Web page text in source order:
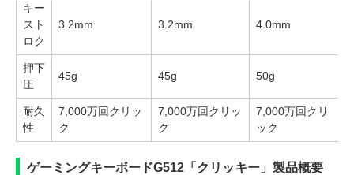
キー
スト
ロク
3.2mm 3.2mm 4.0mm
押下
圧
45g 45g 50g
耐久
性
7,000万回クリッ
ク
7,000万回クリッ
ク
7,000万回クリ
ック
ゲーミングキーボードG512「クリッキー」製品概要